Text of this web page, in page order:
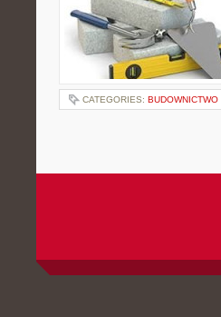
CATEGORIES: BUDOWNICTWO